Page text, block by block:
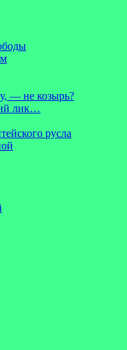
— не козырь?
лик…
русла